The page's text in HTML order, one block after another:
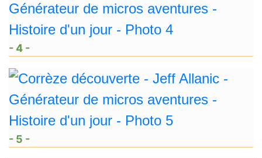
- 4 -
- 5 -